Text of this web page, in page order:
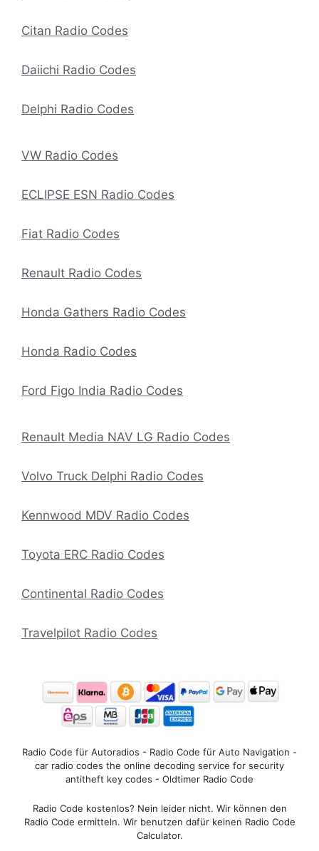
Citan Radio Codes
Daiichi Radio Codes
Delphi Radio Codes
VW Radio Codes
ECLIPSE ESN Radio Codes
Fiat Radio Codes
Renault Radio Codes
Honda Gathers Radio Codes
Honda Radio Codes
Ford Figo India Radio Codes
Renault Media NAV LG Radio Codes
Volvo Truck Delphi Radio Codes
Kennwood MDV Radio Codes
Toyota ERC Radio Codes
Continental Radio Codes
Travelpilot Radio Codes
Radio Code für Autoradios - Radio Code für Auto Navigation -
car radio codes the online decoding service for security
antitheft key codes - Oldtimer Radio Code
Radio Code kostenlos? Nein leider nicht. Wir können den
Radio Code ermitteln. Wir benutzen dafür keinen Radio Code
Calculator.